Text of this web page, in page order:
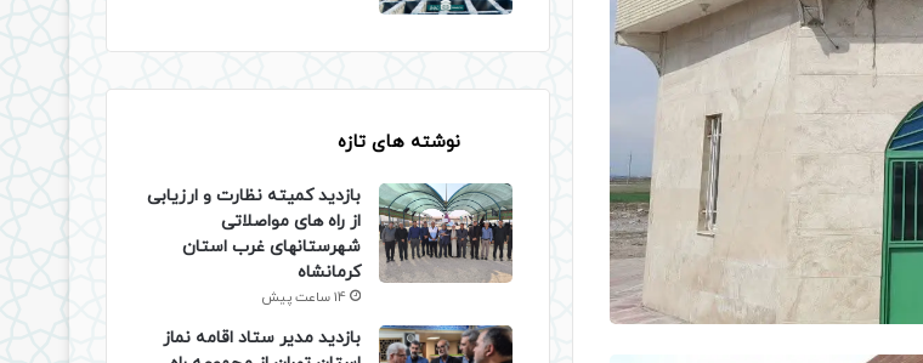
نوشته های تازه
بازدید کمیته نظارت و ارزیابی
از راه های مواصلاتی
شهرستانهای غرب استان
کرمانشاه
14 ساعت پیش
بازدید مدیر ستاد اقامه نماز